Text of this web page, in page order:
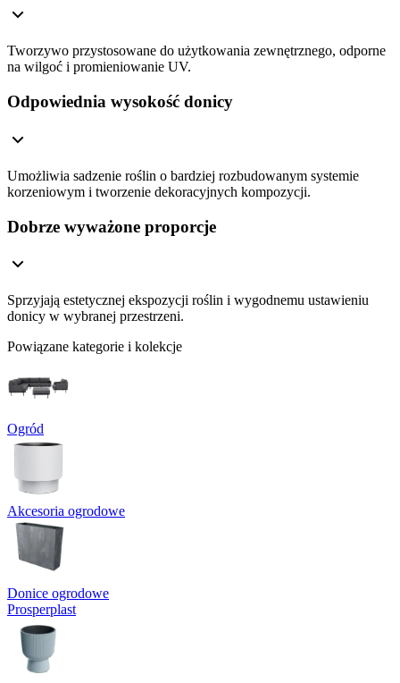
Tworzywo przystosowane do użytkowania zewnętrznego, odporne
na wilgoć i promieniowanie UV.
Odpowiednia wysokość donicy
Umożliwia sadzenie roślin o bardziej rozbudowanym systemie
korzeniowym i tworzenie dekoracyjnych kompozycji.
Dobrze wyważone proporcje
Sprzyjają estetycznej ekspozycji roślin i wygodnemu ustawieniu
donicy w wybranej przestrzeni.
Powiązane kategorie i kolekcje
Ogród
Akcesoria ogrodowe
Donice ogrodowe
Prosperplast